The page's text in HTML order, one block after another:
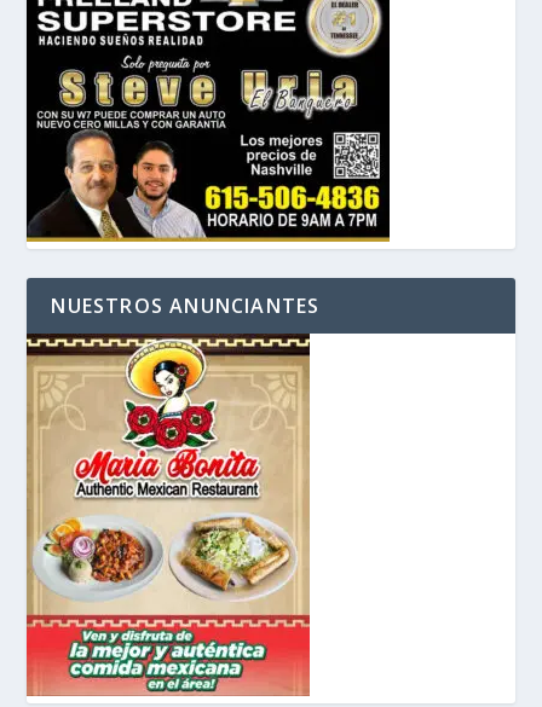
NUESTROS ANUNCIANTES